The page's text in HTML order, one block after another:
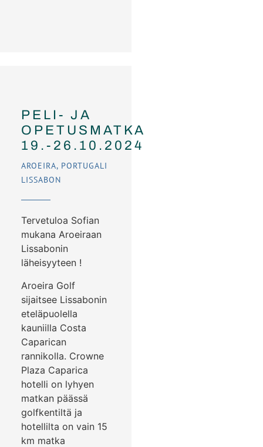
PELI- JA
OPETUSMATKA
19.-26.10.2024
AROEIRA, PORTUGALI
LISSABON
Tervetuloa Sofian
mukana Aroeiraan
Lissabonin
läheisyyteen !
Aroeira Golf
sijaitsee Lissabonin
eteläpuolella
kauniilla Costa
Caparican
rannikolla. Crowne
Plaza Caparica
hotelli on lyhyen
matkan päässä
golfkentiltä ja
hotellilta on vain 15
km matka